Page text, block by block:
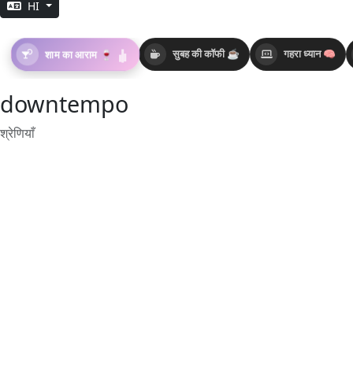
HI
सुबह की कॉफी ☕ गहरा ध्यान 🧠
शाम का आराम 🍷
downtempo
श्रेणियाँ